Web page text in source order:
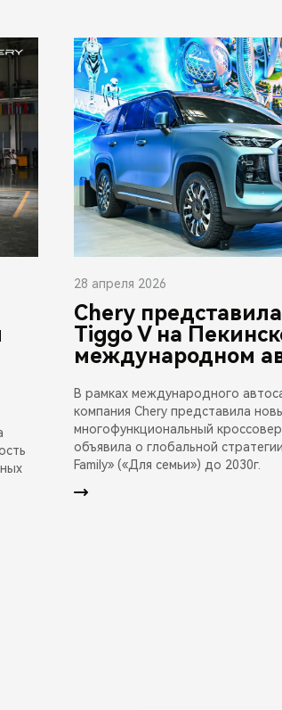
28 апреля 2026
Chery
Tiggo V на
международном
В рамках международного
компания Chery представила
многофункциональный
объявила о глобальной
Family» («Для семьи») до 2030г.